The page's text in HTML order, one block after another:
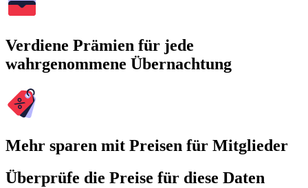
Verdiene Prämien für jede
wahrgenommene Übernachtung
Mehr sparen mit Preisen für Mitglieder
Überprüfe die Preise für diese Daten